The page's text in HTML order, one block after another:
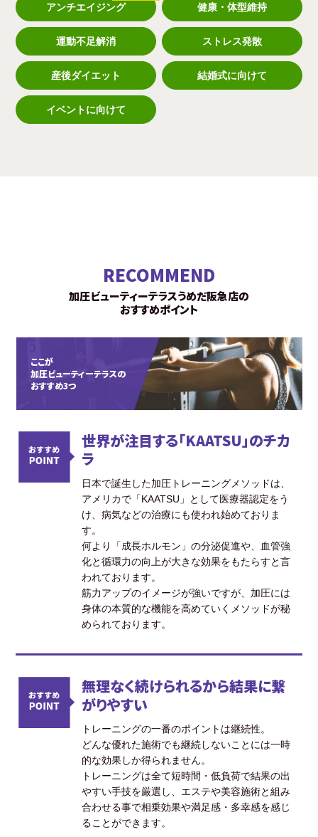
アンチエイジング 健康・体型維持
運動不足解消 ストレス発散
産後ダイエット 結婚式に向けて
イベントに向けて
RECOMMEND
加圧ビューティーテラスうめだ阪急店の
おすすめポイント
ここが
加圧ビューティーテラスの
おすすめ3つ
世界が注目する「KAATSU」のチカ
ラ
日本で誕生した加圧トレーニングメソッドは、
アメリカで「KAATSU」として医療器認定をう
け、病気などの治療にも使われ始めておりま
す。
何より「成長ホルモン」の分泌促進や、血管強
化と循環力の向上が大きな効果をもたらすと言
われております。
筋力アップのイメージが強いですが、加圧には
身体の本質的な機能を高めていくメソッドが秘
められております。
無理なく続けられるから結果に繋
がりやすい
トレーニングの一番のポイントは継続性。
どんな優れた施術でも継続しないことには一時
的な効果しか得られません。
トレーニングは全て短時間・低負荷で結果の出
やすい手技を厳選し、エステや美容施術と組み
合わせる事で相乗効果や満足感・多幸感を感じ
ることができます。